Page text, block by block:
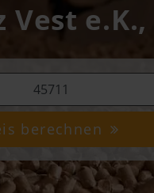
Vest
berechnen